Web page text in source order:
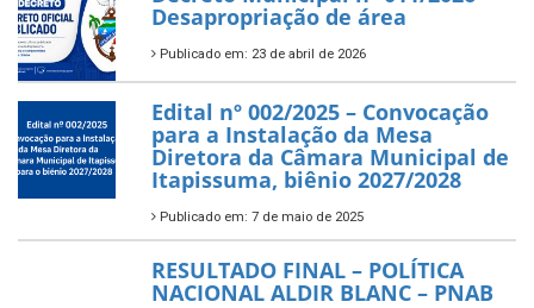
Desapropriação de área
Publicado em: 23 de abril de 2026
Edital nº 002/2025 – Convocação
para a Instalação da Mesa
Diretora da Câmara Municipal de
Itapissuma, biênio 2027/2028
Publicado em: 7 de maio de 2025
RESULTADO FINAL – POLÍTICA
NACIONAL ALDIR BLANC – PNAB